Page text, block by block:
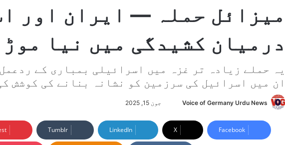
میزائل حملہ — ایران اور
درمیان کشیدگی میں نیا موڑ
یہ حملے زیادہ تر غزہ میں اسرائیلی بمباری کے
ان میں اسرائیل کی سرزمین کو نشانہ بنانے کی کوشش
Voice of Germany Urdu News
n
d
جون 15, 2025
Facebook
X
LinkedIn
Tumblr